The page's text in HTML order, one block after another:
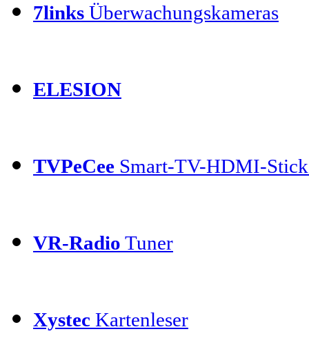
7links Überwachungskameras
ELESION
TVPeCee Smart-TV-HDMI-
VR-Radio Tuner
Xystec Kartenleser